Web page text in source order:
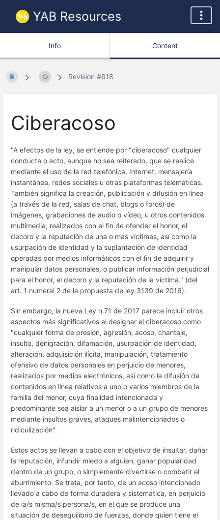
YAB Resources
Info Content
Revision #618
Ciberacoso
"A efectos de la ley, se entiende por "ciberacoso" cualquier
conducta o acto, aunque no sea reiterado, que se realice
mediante el uso de la red telefónica, Internet, mensajería
instantánea, redes sociales u otras plataformas telemáticas.
También significa la creación, publicación y difusión en línea
(a través de la red, salas de chat, blogs o foros) de
imágenes, grabaciones de audio o vídeo, u otros contenidos
multimedia, realizados con el fin de ofender el honor, el
decoro y la reputación de una o más víctimas, así como la
usurpación de identidad y la suplantación de identidad
operadas por medios informáticos con el fin de adquirir y
manipular datos personales, o publicar información perjudicial
para el honor, el decoro y la reputación de la víctima." (del
art. 1 numeral 2 de la propuesta de ley 3139 de 2016).
Sin embargo, la nueva Ley n.71 de 2017 parece incluir otros
aspectos más significativos al designar el ciberacoso como
"cualquier forma de presión, agresión, acoso, chantaje,
insulto, denigración, difamación, usurpación de identidad,
alteración, adquisición ilícita, manipulación, tratamiento
ofensivo de datos personales en perjuicio de menores,
realizados por medios electrónicos, así como la difusión de
contenidos en línea relativos a uno o varios miembros de la
familia del menor, cuya finalidad intencionada y
predominante sea aislar a un menor o a un grupo de menores
mediante insultos graves, ataques malintencionados o
ridiculización".
Estos actos se llevan a cabo con el objetivo de insultar, dañar
la reputación, infundir miedo a alguien, ganar popularidad
dentro de un grupo, o simplemente divertirse o combatir el
aburrimiento. Se trata, por tanto, de un acoso intencionado
llevado a cabo de forma duradera y sistemática, en perjuicio
de la/s misma/s persona/s, en el que se produce una
situación de desequilibrio de fuerzas, donde quien tiene el